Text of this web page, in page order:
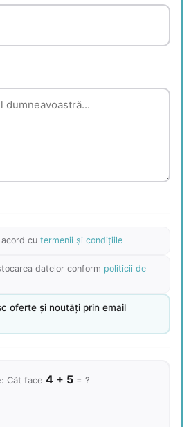
cu termenii și condițiile
datelor conform politicii de
oferte și noutăți prin email
Cât face 4 + 5= ?